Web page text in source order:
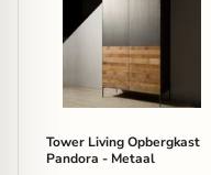
Opbergkast
Pandora
Tower Living Opbergkast
Pandora - Metaal